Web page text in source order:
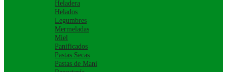
Heladera
Helados
Legumbres
Mermeladas
Miel
Panificados
Pastas Secas
Pastas de Maní